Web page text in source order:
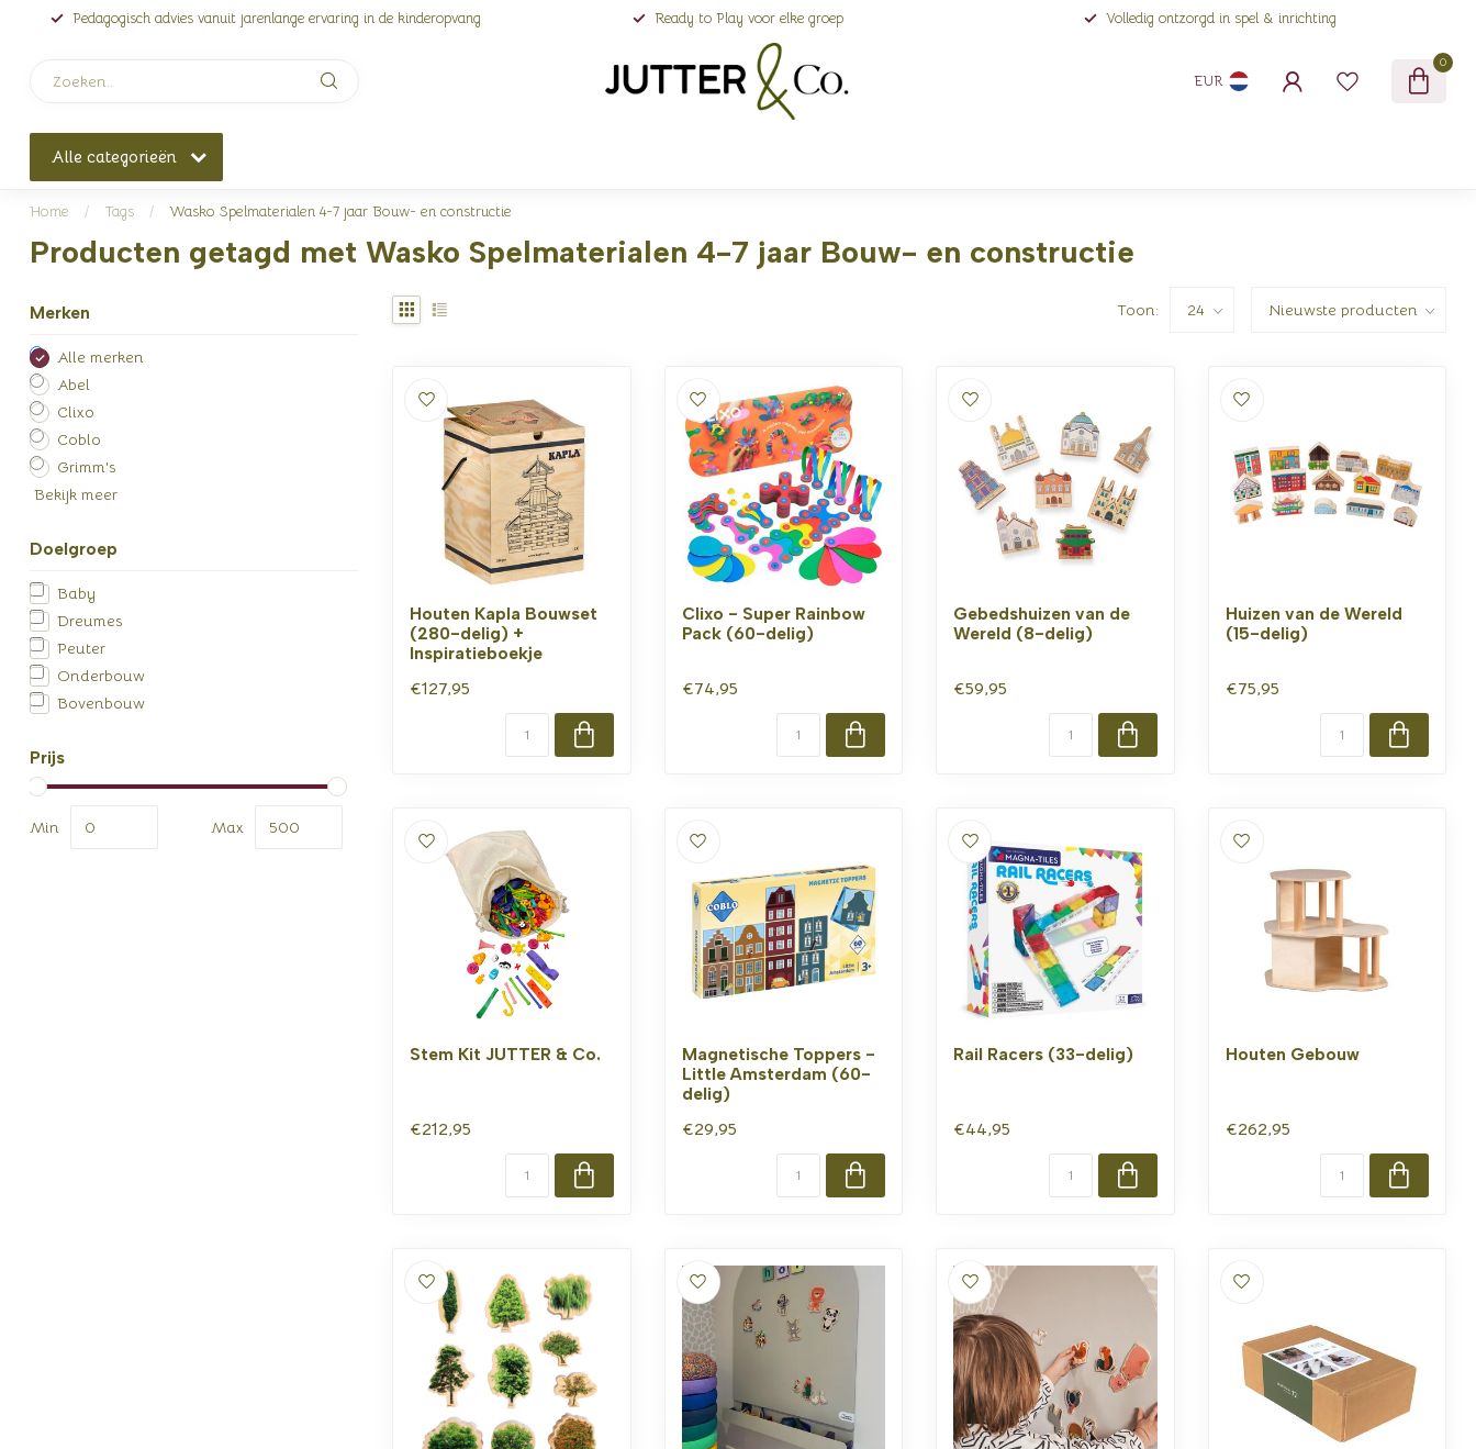
Pedagogisch advies vanuit jarenlange ervaring in de kinderopvang Ready to Play voor elke groep Volledig ontzorgd in spel & inrichting
EUR
0
Alle categorieën
Home / Tags / Wasko Spelmaterialen 4-7 jaar Bouw- en constructie
Producten getagd met Wasko Spelmaterialen 4-7 jaar Bouw- en constructie
Merken
Alle merken
Abel
Clixo
Coblo
Grimm's
Bekijk meer
Doelgroep
Baby
Dreumes
Peuter
Onderbouw
Bovenbouw
Prijs
Min Max
Toon:
Houten Kapla Bouwset
(280-delig) +
Inspiratieboekje
€127,95
Clixo - Super Rainbow
Pack (60-delig)
€74,95
Gebedshuizen van de
Wereld (8-delig)
€59,95
Huizen van de Wereld
(15-delig)
€75,95
Stem Kit JUTTER & Co.
€212,95
Magnetische Toppers -
Little Amsterdam (60-
delig)
€29,95
Rail Racers (33-delig)
€44,95
Houten Gebouw
€262,95